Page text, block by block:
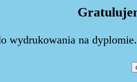
wydrukowania na